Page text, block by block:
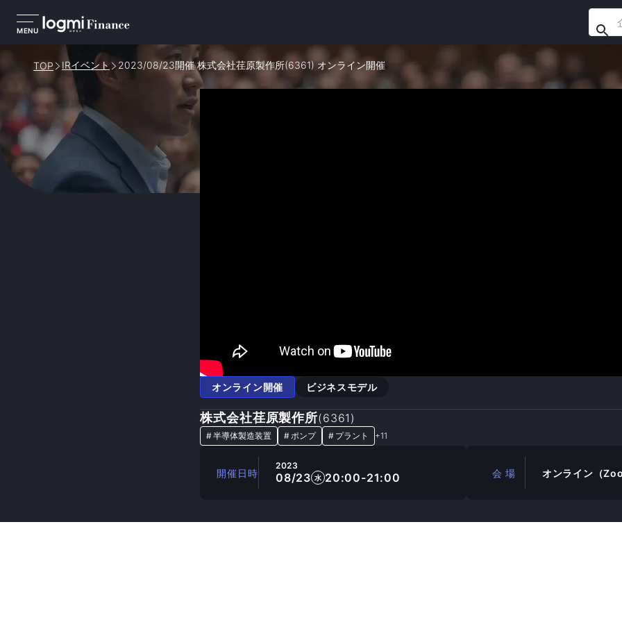
MENU
TOP IRイベント 2023/08/23開催 株式会社荏原製作所(6361) オンライン開催
オンライン開催 ビジネスモデル
株式会社荏原製作所(6361 )
#半導体製造装置 #ポンプ # プラント +11
開催日時
2023
08/23 水 20:00-21:00 会 場 オンライン（